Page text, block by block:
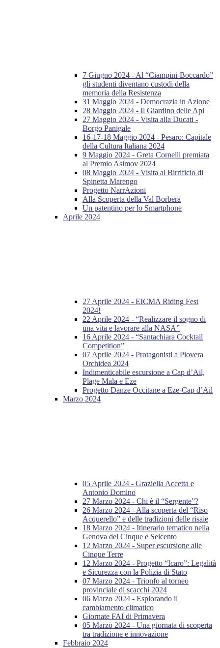
7 Giugno 2024 - Al “Ciampini-Boccardo”
gli studenti diventano custodi della
memoria della Resistenza
31 Maggio 2024 - Democrazia in Azione
28 Maggio 2024 - Il Giardino delle Api
27 Maggio 2024 - Visita alla Ducati -
Borgo Panigale
16-17-18 Maggio 2024 - Pesaro: Capitale
della Cultura Italiana 2024
9 Maggio 2024 - Greta Cornelli premiata
al Premio Asimov 2024
08 Maggio 2024 - Visita al Birrificio di
Spinetta Marengo
Progetto NarrAzioni
Alla Scoperta della Val Borbera
Un patentino per lo Smartphone
Aprile 2024
27 Aprile 2024 - EICMA Riding Fest
2024!
22 Aprile 2024 - “Realizzare il sogno di
una vita e lavorare alla NASA”
16 Aprile 2024 - “Santachiara Cocktail
Competition”
07 Aprile 2024 - Protagonisti a Piovera
Orchidea 2024
Indimenticabile escursione a Cap d’Ail,
Plage Mala e Eze
Progetto Danze Occitane a Eze-Cap d’Ail
Marzo 2024
05 Aprile 2024 - Graziella Accetta e
Antonio Domino
27 Marzo 2024 - Chi è il “Sergente”?
26 Marzo 2024 - Alla scoperta del “Riso
Acquerello” e delle tradizioni delle risaie
18 Marzo 2024 - Itinerario tematico nella
Genova del Cinque e Seicento
12 Marzo 2024 - Super escursione alle
Cinque Terre
12 Marzo 2024 - Progetto “Icaro”: Legalità
e Sicurezza con la Polizia di Stato
07 Marzo 2024 - Trionfo al torneo
provinciale di scacchi 2024
06 Marzo 2024 - Esplorando il
cambiamento climatico
Giornate FAI di Primavera
05 Marzo 2024 - Una giornata di scoperta
tra tradizione e innovazione
Febbraio 2024